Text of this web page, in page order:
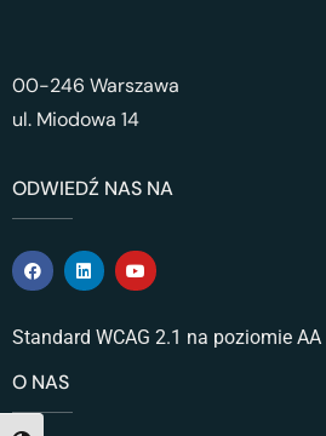
00-246 Warszawa
ul. Miodowa 14
ODWIEDŹ NAS NA
Standard WCAG 2.1 na poziomie AA
O NAS